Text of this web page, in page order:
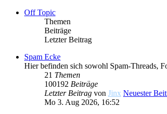
Off Topic
Themen
Beiträge
Letzter Beitrag
Spam Ecke
Hier befinden sich sowohl Spam-Threads,
21 Themen
100192 Beiträge
Letzter Beitrag von Jinx Neuester
Mo 3. Aug 2026, 16:52